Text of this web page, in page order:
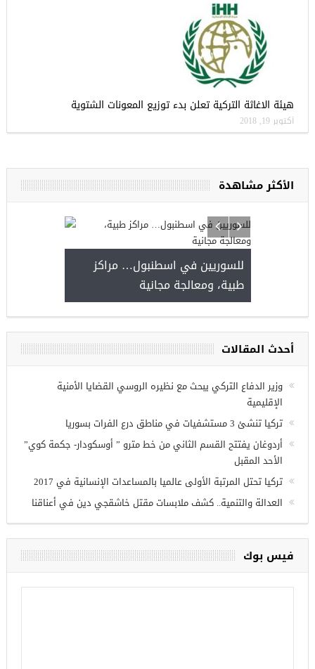
هيئة الاغاثة التركية تعلن بدء توزيع المعونات الشتوية
أكتوبر 19, 2018
الأكثر مشاهدة
للسوريين في اسطنبول… مراكز
طبية، ومعالجة مجانية
في
أحدث المقالات
وزير الدفاع التركي يبحث مع نظيره الروسي القضايا الأمنية
الإقليمية
تركيا تنشئ 3 مستشفيات في مناطق درع الفرات بسوريا
أردوغان يفتتح القسم الثاني من خط مترو ” أوسكودار- جكمة كوي”
الأحد المقبل
تركيا تحتل المرتبة الأولى عالميا بالمساعدات الإنسانية في 2017
العدالة والتنمية.. كشف ملابسات مقتل خاشقجي دين في أعناقنا
فيس بوك